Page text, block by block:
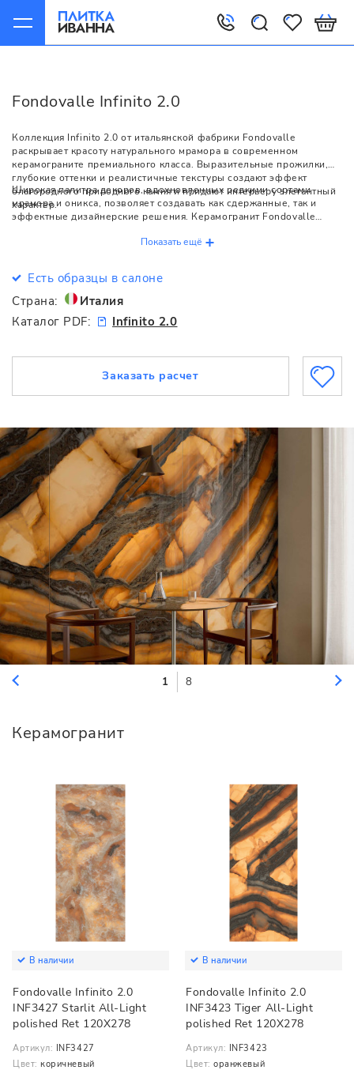
Fondovalle Infinito 2.0
Коллекция Infinito 2.0 от итальянской фабрики Fondovalle
раскрывает красоту натурального мрамора в современном
керамограните премиального класса. Выразительные прожилки,
глубокие оттенки и реалистичные текстуры создают эффект
благородного природного камня и придают интерьеру элегантный
характер.
Широкая палитра декоров, вдохновленных редкими сортами
мрамора и оникса, позволяет создавать как сдержанные, так и
эффектные дизайнерские решения. Керамогранит Fondovalle
кухнях, гостиных, а также общественных и коммерческих
Показать ещё
Есть образцы в салоне
Страна:
Италия
Каталог PDF:
Infinito 2.0
Заказать расчет
1 8
Керамогранит
В наличии
Fondovalle Infinito 2.0
INF3427 Starlit All-Light
polished Ret 120X278
Артикул: INF3427
Цвет: коричневый
В наличии
Fondovalle Infinito 2.0
INF3423 Tiger All-Light
polished Ret 120X278
Артикул: INF3423
Цвет: оранжевый